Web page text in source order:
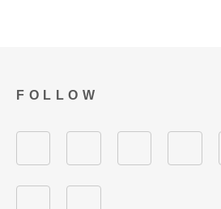
FOLLOW